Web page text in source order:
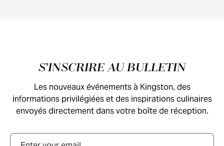
Pied de pageS’INSCRIRE AU BULLETIN
Les nouveaux événements à Kingston, des
informations privilégiées et des inspirations culinaires
envoyés directement dans votre boîte de réception.
Courriel